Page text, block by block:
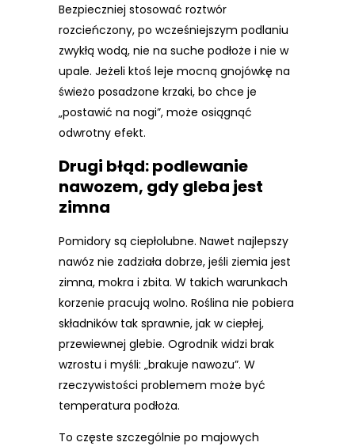
Bezpieczniej stosować roztwór
rozcieńczony, po wcześniejszym podlaniu
zwykłą wodą, nie na suche podłoże i nie w
upale. Jeżeli ktoś leje mocną gnojówkę na
świeżo posadzone krzaki, bo chce je
„postawić na nogi”, może osiągnąć
odwrotny efekt.
Drugi błąd: podlewanie
nawozem, gdy gleba jest
zimna
Pomidory są ciepłolubne. Nawet najlepszy
nawóz nie zadziała dobrze, jeśli ziemia jest
zimna, mokra i zbita. W takich warunkach
korzenie pracują wolno. Roślina nie pobiera
składników tak sprawnie, jak w ciepłej,
przewiewnej glebie. Ogrodnik widzi brak
wzrostu i myśli: „brakuje nawozu”. W
rzeczywistości problemem może być
temperatura podłoża.
To częste szczególnie po majowych